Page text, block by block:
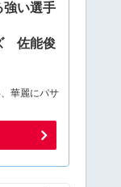
強い選手
佐能俊
華麗にパサ